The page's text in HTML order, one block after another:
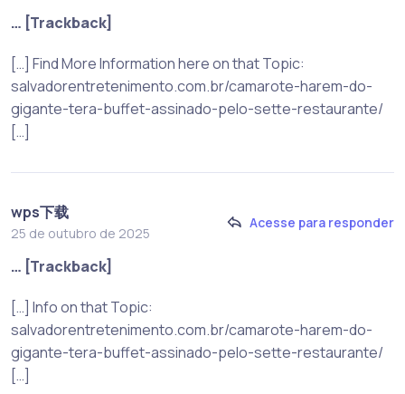
… [Trackback]
[…] Find More Information here on that Topic:
salvadorentretenimento.com.br/camarote-harem-do-
gigante-tera-buffet-assinado-pelo-sette-restaurante/
[…]
wps下载
25 de outubro de 2025
Acesse para responder
… [Trackback]
[…] Info on that Topic:
salvadorentretenimento.com.br/camarote-harem-do-
gigante-tera-buffet-assinado-pelo-sette-restaurante/
[…]